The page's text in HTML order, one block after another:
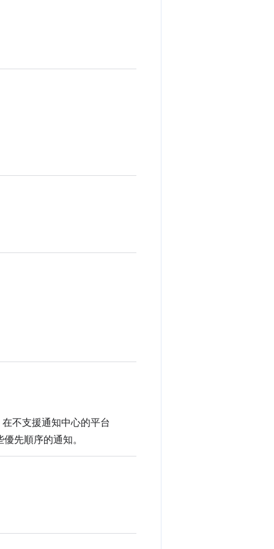
不支援通知中心的平台
先順序的通知。